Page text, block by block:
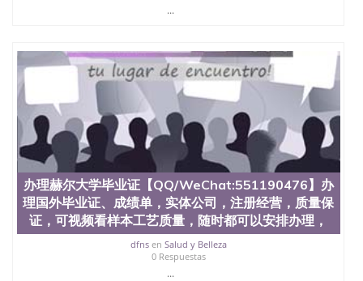
理、仿制学位证书、毕业证文凭、文凭毕业证、毕业
证认证、留服认证、使馆认证、使馆证明、使馆留学
回国人员证明、留学生认证、学历认证、文凭认证学
位认证、留学生学历认证、留学生学位认证、英国文
凭学历、美国文凭学历、澳洲文凭学历、加拿大文凭
学历、新西兰学历认证等q:551190476 微信：
551190476 圣何塞州立大学毕业证（San Jose State
University）圣何塞州立大学毕业证（San Jose State
University）圣何塞州立大学毕业证（San Jose State
University）圣何塞州立大学成绩单（San Jose State
University）圣何塞州立大学成绩单（ San Jose State
University）圣何塞州立大学成绩单（San Jose State
University）成绩单圣何塞州立大学文凭（San Jose
State University）圣何塞州立大学（San Jose State
University）圣何塞州立大学（San Jose State
...
办理赫尔大学毕业证【QQ/WeChat:551190476】办
理国外毕业证、成绩单，实体公司，注册经营，质量保
证，可视频看样本工艺质量，随时都可以安排办理，
dfnsen Salud y Belleza
0 Respuestas
...